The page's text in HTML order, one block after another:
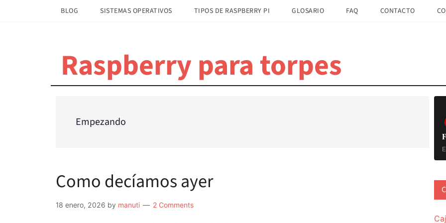
BLOG SISTEMAS OPERATIVOS TIPOS DE RASPBERRY PI GLOSARIO FAQ CONTACTO
Raspberry para torpes
Empezando
Como decíamos ayer
18 enero, 2026 by manuti 2 Comments